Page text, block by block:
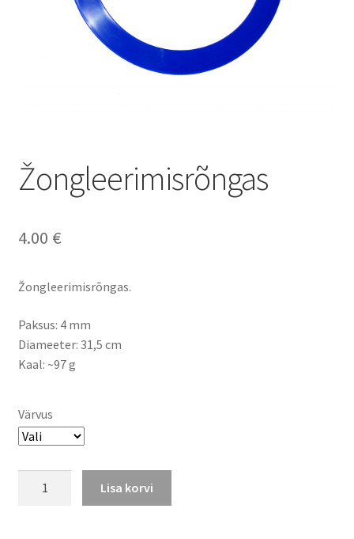
Žongleerimisrõngas
4.00 €
Žongleerimisrõngas.
Paksus: 4 mm
Diameeter: 31,5 cm
Kaal: ~97 g
Värvus
Lisa korvi